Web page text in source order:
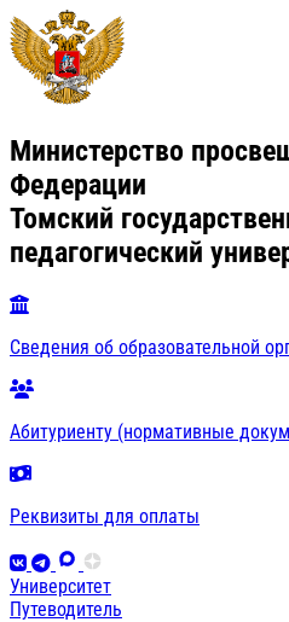
Министерство
Федерации
Томский
педагогический
Сведения об образовательной
Абитуриенту (нормативные
Реквизиты для оплаты
Университет
Путеводитель